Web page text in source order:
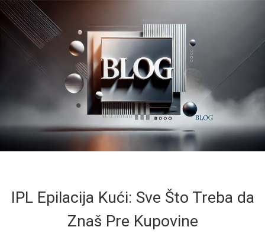
IPL Epilacija Kući: Sve Što Treba da
Znaš Pre Kupovine